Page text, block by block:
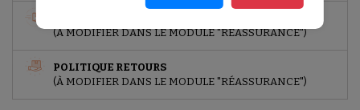
(À MODIFIER DANS LE MODULE "RÉASSURANCE")
POLITIQUE RETOURS
(À MODIFIER DANS LE MODULE "RÉASSURANCE")